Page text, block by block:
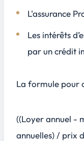
L'assurance
Les intérêts
par un crédit
La formule pour
((Loyer annuel -
annuelles) / prix